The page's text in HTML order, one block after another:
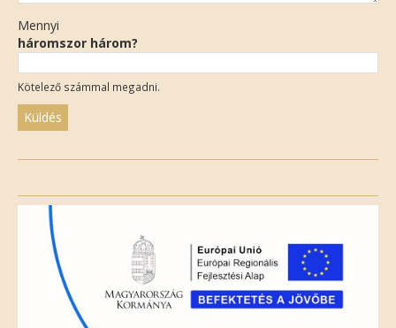
Mennyi
háromszor három?
Kötelező számmal megadni.
field
empty.